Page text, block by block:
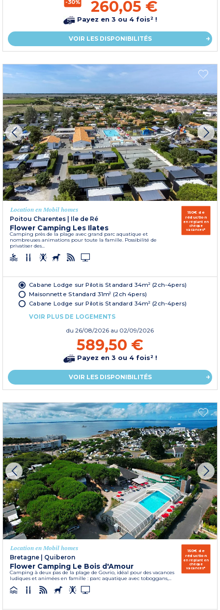
-30% 260,05 €
Payez en 3 ou 4 fois² !
VOIR LES DISPONIBILITÉS
Location en Mobil homes
Poitou Charentes
Ile de Ré
Flower Camping Les Ilates
Camping près de la plage avec grand parc aquatique et
nombreuses animations pour toute la famille. Possibilité de
privatiser des...
150€ de
réduction
en réglant en
chèque
vacances*
Cabane Lodge sur Pilotis Standard 34m² (2ch-4pers)
Maisonnette Standard 31m² (2ch 4pers)
Cabane Lodge sur Pilotis Standard 34m² (2ch-4pers)
VOIR PLUS DE LOGEMENTS
du 26/08/2026 au 02/09/2026
589,50 €
Payez en 3 ou 4 fois² !
VOIR LES DISPONIBILITÉS
Location en Mobil homes
Bretagne
Quiberon
Flower Camping Le Bois d'Amour
Camping à deux pas de la plage de Govrio, idéal pour des vacances
ludiques et animées en famille : parc aquatique avec toboggans,...
150€ de
réduction
en réglant en
chèque
vacances*